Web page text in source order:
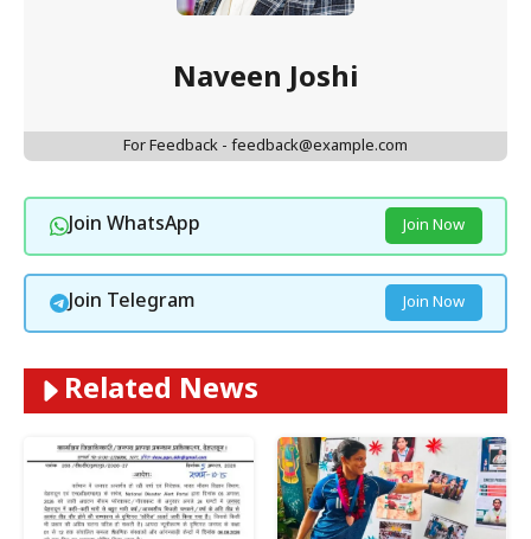
Naveen Joshi
For Feedback - feedback@example.com
Join WhatsApp Join Now
Join Telegram Join Now
Related News